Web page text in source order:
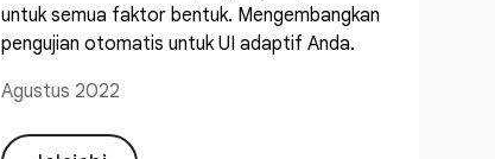
untuk semua faktor bentuk. Mengembangkan
pengujian otomatis untuk UI adaptif Anda.
Agustus 2022